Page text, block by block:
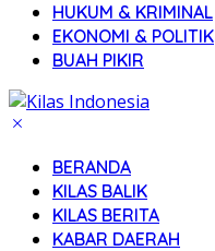
HUKUM & KRIMINAL
EKONOMI & POLITIK
BUAH PIKIR
BERANDA
KILAS BALIK
KILAS BERITA
KABAR DAERAH